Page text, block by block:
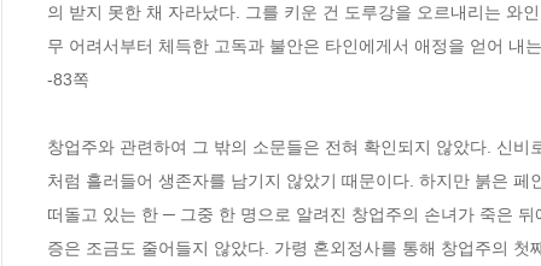
의 받지 못한 채 자라났다. 그를 키운 건 도루강을 오르내리는 와
무 어려서부터 체득한 고독과 불안은 타인에게서 애정을 얻어 내
-83쪽
창업주와 관련하여 그 밖의 소문들은 전혀 확인되지 않았다. 신
처럼 흘러들어 생존자를 남기지 않았기 때문이다. 하지만 붉은
떠돌고 있는 한 ─ 그중 한 명으로 알려진 창업주의 손녀가 죽은
증은 조금도 줄어들지 않았다. 가령 혼외정사를 통해 창업주의